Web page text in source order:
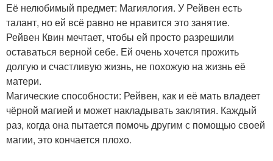
Её нелюбимый предмет: Магиялогия. У Рейвен есть
талант, но ей всё равно не нравится это занятие.
Рейвен Квин мечтает, чтобы ей просто разрешили
оставаться верной себе. Ей очень хочется прожить
долгую и счастливую жизнь, не похожую на жизнь её
матери.
Магические способности: Рейвен, как и её мать владеет
чёрной магией и может накладывать заклятия. Каждый
раз, когда она пытается помочь другим с помощью своей
магии, это кончается плохо.